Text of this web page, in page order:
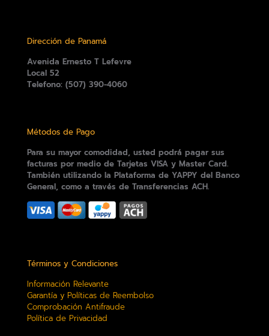
Dirección de Panamá
Avenida Ernesto T Lefevre
Local 52
Telefono: (507) 390-4060
Métodos de Pago
Para su mayor comodidad, usted podrá pagar sus
facturas por medio de Tarjetas VISA y Master Card.
También utilizando la Plataforma de YAPPY del Banco
General, como a través de Transferencias ACH.
Términos y Condiciones
Información Relevante
Garantía y Políticas de Reembolso
Comprobación Antifraude
Política de Privacidad